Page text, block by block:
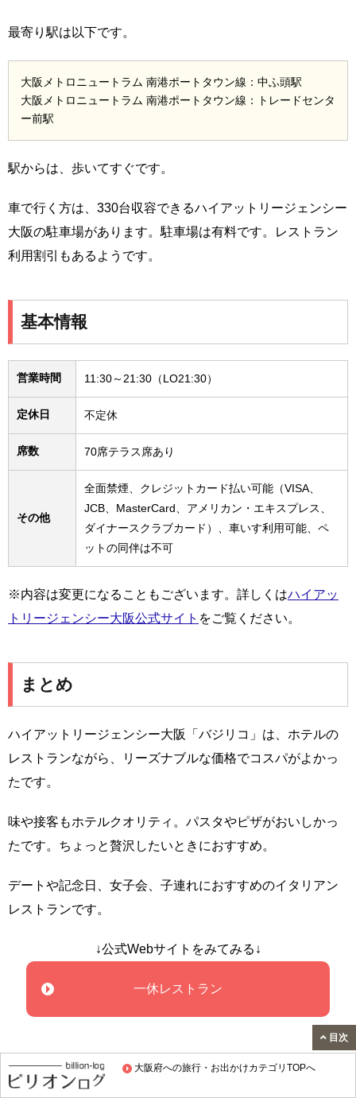
大阪府への旅行・お出かけカテゴリTOPへ
最寄り駅は以下です。
大阪メトロニュートラム 南港ポートタウン線：中ふ頭駅
大阪メトロニュートラム 南港ポートタウン線：トレードセンタ
ー前駅
駅からは、歩いてすぐです。
車で行く方は、330台収容できるハイアットリージェンシー
大阪の駐車場があります。駐車場は有料です。レストラン
利用割引もあるようです。
基本情報
営業時間 11:30～21:30（LO21:30）
定休日 不定休
席数 70席テラス席あり
その他
全面禁煙、クレジットカード払い可能（VISA、
JCB、MasterCard、アメリカン・エキスプレス、
ダイナースクラブカード）、車いす利用可能、ペ
ットの同伴は不可
※内容は変更になることもございます。詳しくはハイアッ
トリージェンシー大阪公式サイト をご覧ください。
まとめ
ハイアットリージェンシー大阪「バジリコ」は、ホテルの
レストランながら、リーズナブルな価格でコスパがよかっ
たです。
味や接客もホテルクオリティ。パスタやピザがおいしかっ
たです。ちょっと贅沢したいときにおすすめ。
デートや記念日、女子会、子連れにおすすめのイタリアン
レストランです。
↓公式Webサイトをみてみる↓
一休レストラン
著者：まめ
目次